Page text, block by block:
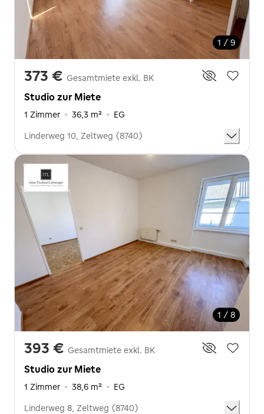
1 / 9
373 € Gesamtmiete exkl. BK
Studio zur Miete
1 Zimmer · 36,3 m² · EG
Linderweg 10, Zeltweg (8740)
1 / 8
393 € Gesamtmiete exkl. BK
Studio zur Miete
1 Zimmer · 38,6 m² · EG
Linderweg 8, Zeltweg (8740)